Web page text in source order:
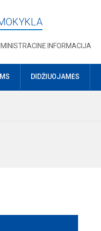
INFORMACIJA
DIDŽIUOJAMĖS